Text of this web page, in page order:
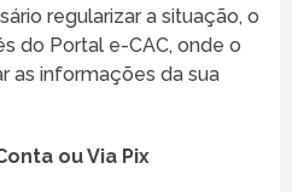
regularizar a situação, o
do Portal e-CAC, onde o
as informações da sua
ou Via Pix